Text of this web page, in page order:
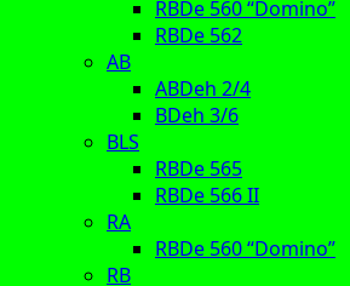
RBDe 560 “Domino”
RBDe 562
AB
ABDeh 2/4
BDeh 3/6
BLS
RBDe 565
RBDe 566 II
RA
RBDe 560 “Domino”
RB